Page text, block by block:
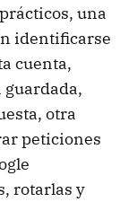
una
identificarse
cuenta,
guardada,
otra
peticiones
rotarlas y